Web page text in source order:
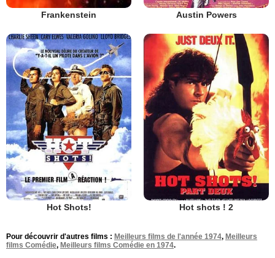
Frankenstein Austin Powers
Hot Shots! Hot shots ! 2
Pour découvrir d'autres films : Meilleurs films de l'année 1974, Meilleurs
films Comédie, Meilleurs films Comédie en 1974.